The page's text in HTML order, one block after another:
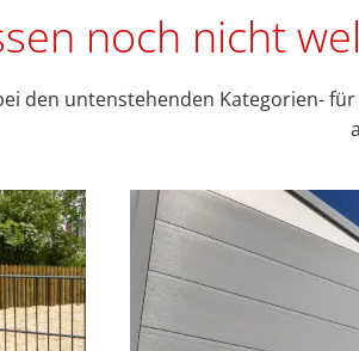
noch nicht
den untenstehenden Kategorien-